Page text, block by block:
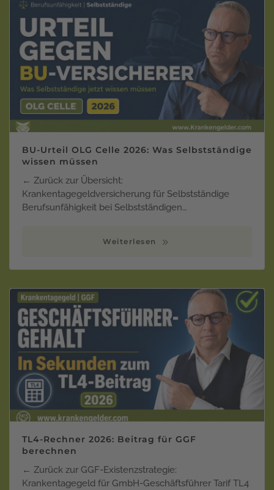
BU-Urteil OLG Celle 2026: Was Selbstständige
wissen müssen
← Zurück zur Übersicht:
Krankentagegeldversicherung für Selbstständige
Berufsunfähigkeit bei Selbstständigen…
Weiterlesen
TL4-Rechner 2026: Beitrag für GGF
berechnen
← Zurück zur GGF-Existenzstrategie:
Krankentagegeld für GmbH-Geschäftsführer Tarif TL4